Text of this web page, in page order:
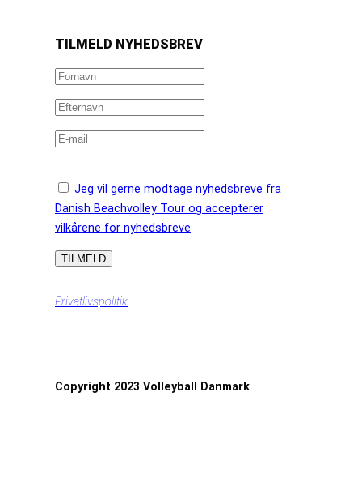
TILMELD NYHEDSBREV
Jeg vil gerne modtage nyhedsbreve fra
Danish Beachvolley Tour og accepterer
vilkårene for nyhedsbreve
Privatlivspolitik
Copyright 2023 Volleyball Danmark